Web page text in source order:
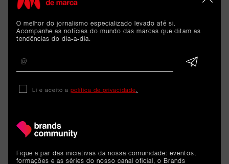
ARTIGOS
Dados
O melhor do jornalismo especializado levado até si.
Acompanhe as notícias do mundo das marcas que ditam as
tendências do dia-a-dia.
Li e aceito a política de privacidade
Fique a par das iniciativas da nossa comunidade: eventos,
formações e as séries do nosso canal oficial, o Brands